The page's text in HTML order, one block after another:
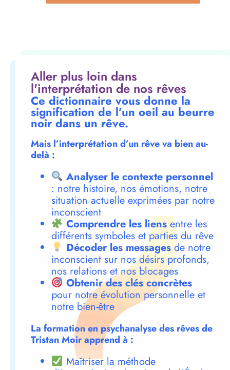
Aller plus loin dans
l'interprétation de nos rêves
Ce dictionnaire vous donne la
signification de l’un oeil au beurre
noir dans un rêve.
Mais l’interprétation d’un rêve va bien au-
delà :
Analyser le contexte personnel
: notre histoire, nos émotions, notre
situation actuelle exprimées par notre
inconscient
Comprendre les liensentre les
différents symboles et parties du rêve
Décoder les messagesde notre
inconscient sur nos désirs profonds,
nos relations et nos blocages
Obtenir des clés concrètes
pour notre évolution personnelle et
notre bien-être
La formation en psychanalyse des rêves de
Tristan Moir apprend à :
Maîtriser la méthode